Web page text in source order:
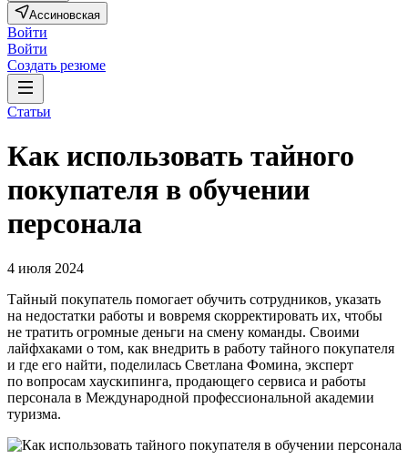
Ассиновская
Войти
Войти
Создать резюме
Статьи
Как использовать тайного
покупателя‎ в обучении
персонала
4 июля 2024
Тайный покупатель помогает обучить сотрудников, указать
на недостатки работы и вовремя скорректировать их, чтобы
не тратить огромные деньги на смену команды. Своими
лайфхаками о том, как внедрить в работу тайного покупателя
и где его найти, поделилась Светлана Фомина, эксперт
по вопросам хаускипинга, продающего сервиса и работы
персонала в Международной профессиональной академии
туризма.